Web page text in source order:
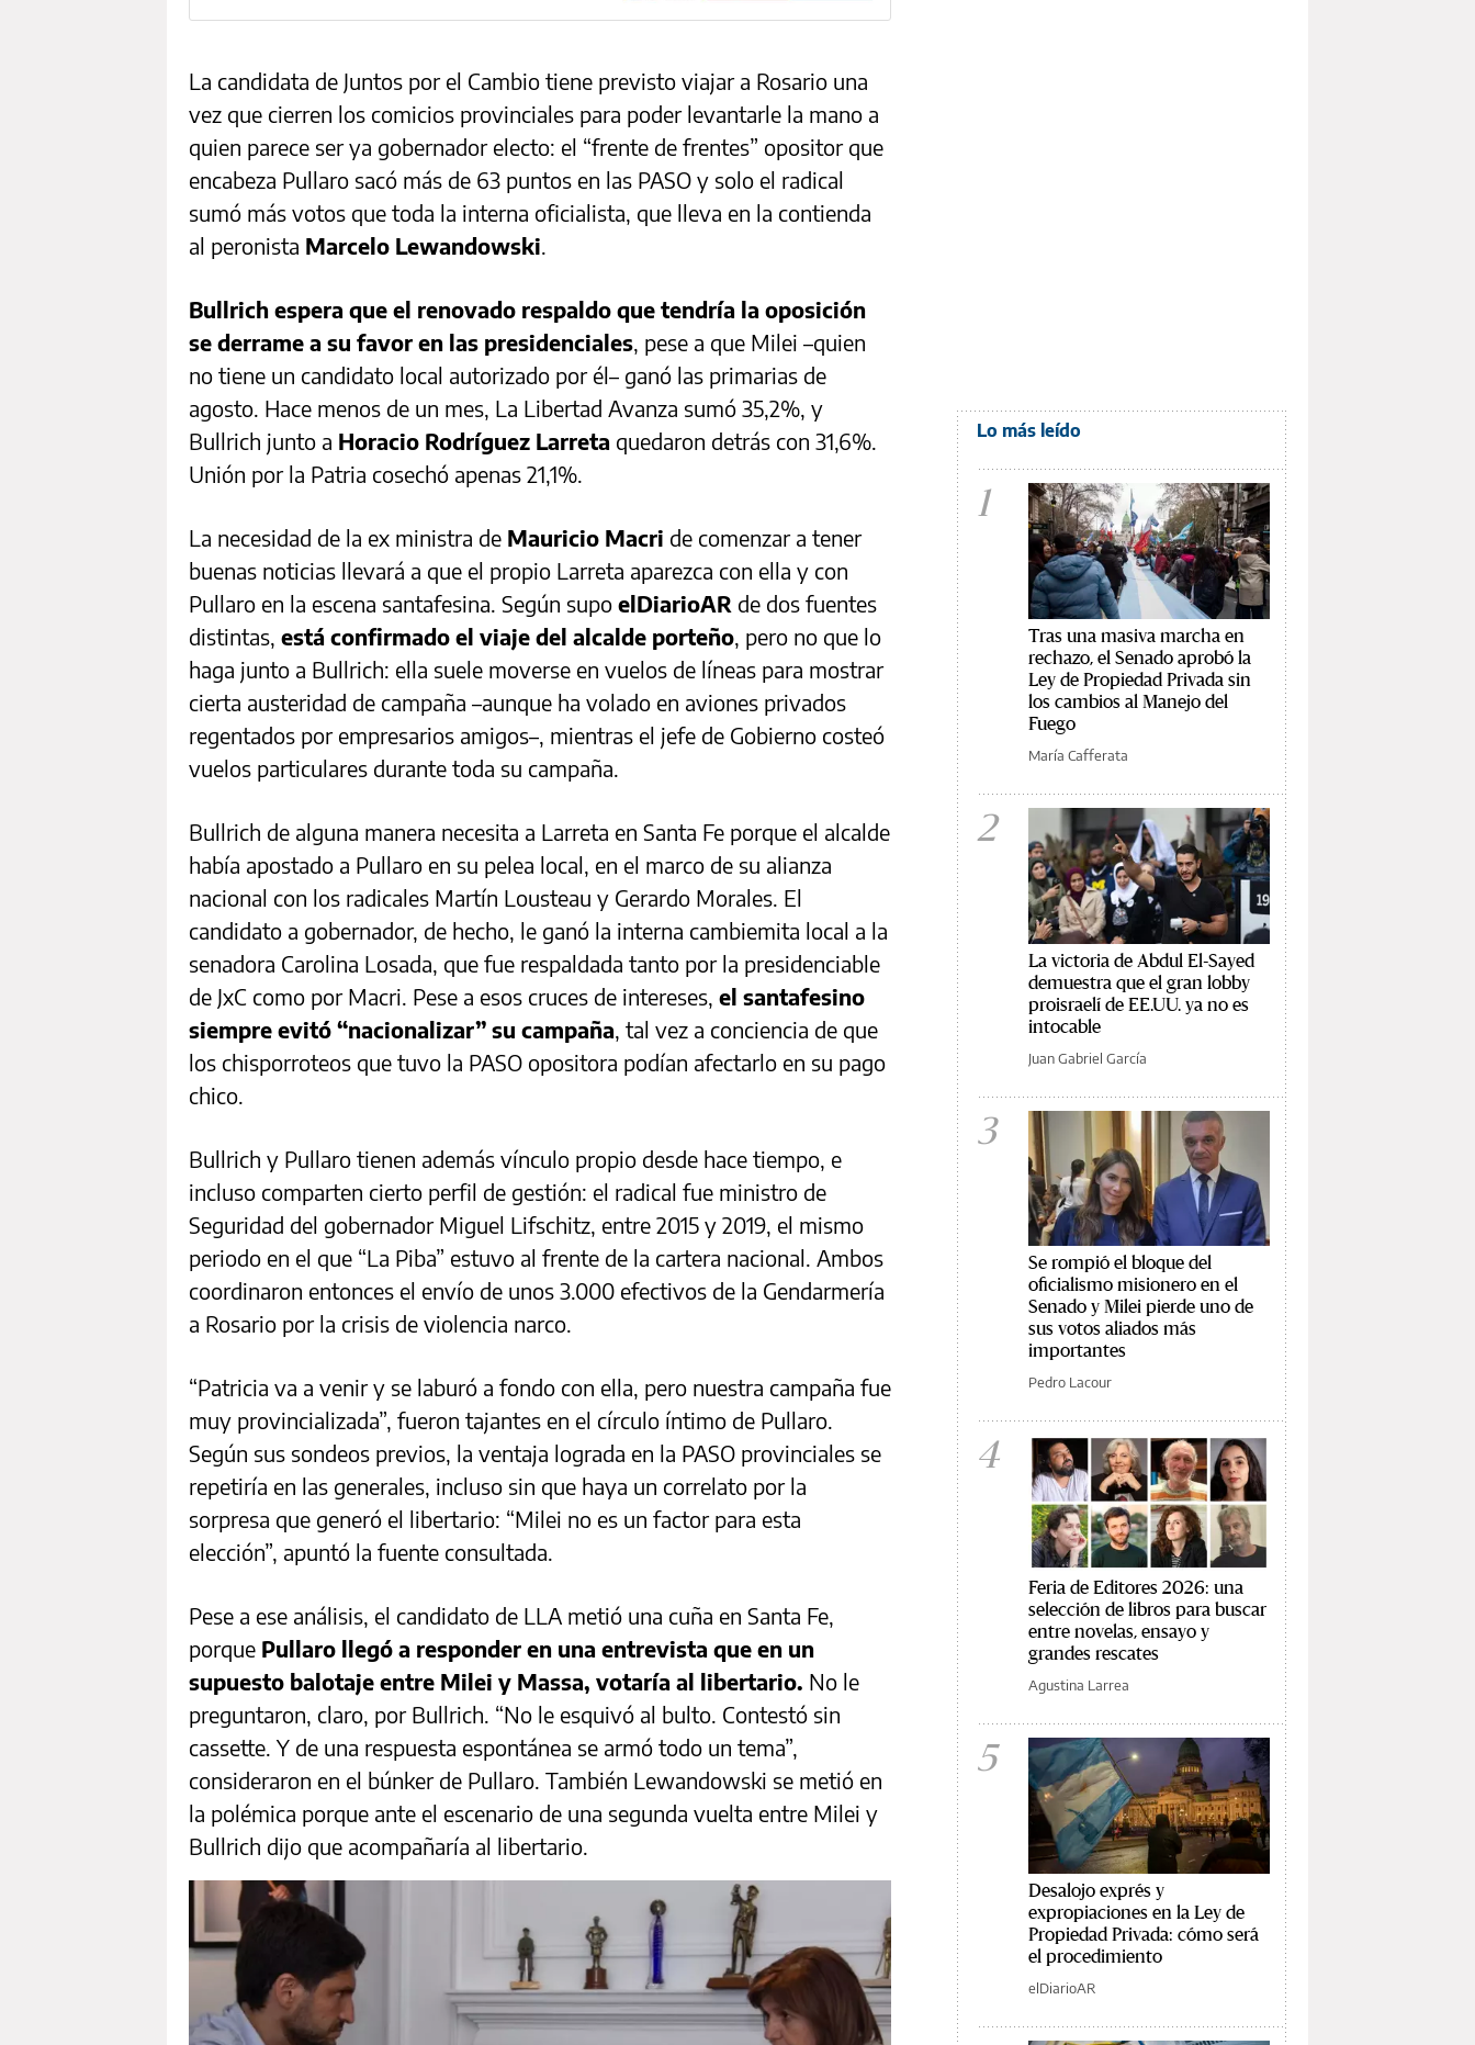
La candidata de Juntos por el Cambio tiene previsto viajar a Rosario una
vez que cierren los comicios provinciales para poder levantarle la mano a
quien parece ser ya gobernador electo: el “frente de frentes” opositor que
encabeza Pullaro sacó más de 63 puntos en las PASO y solo el radical
sumó más votos que toda la interna oficialista, que lleva en la contienda
al peronista Marcelo Lewandowski.
Bullrich espera que el renovado respaldo que tendría la oposición
se derrame a su favor en las presidenciales, pese a que Milei –quien
no tiene un candidato local autorizado por él– ganó las primarias de
agosto. Hace menos de un mes, La Libertad Avanza sumó 35,2%, y
Bullrich junto a Horacio Rodríguez Larreta quedaron detrás con 31,6%.
Unión por la Patria cosechó apenas 21,1%.
La necesidad de la ex ministra de Mauricio Macri de comenzar a tener
buenas noticias llevará a que el propio Larreta aparezca con ella y con
Pullaro en la escena santafesina. Según supo elDiarioAR de dos fuentes
distintas, está confirmado el viaje del alcalde porteño, pero no que lo
haga junto a Bullrich: ella suele moverse en vuelos de líneas para mostrar
cierta austeridad de campaña –aunque ha volado en aviones privados
regentados por empresarios amigos–, mientras el jefe de Gobierno costeó
vuelos particulares durante toda su campaña.
Bullrich de alguna manera necesita a Larreta en Santa Fe porque el alcalde
había apostado a Pullaro en su pelea local, en el marco de su alianza
nacional con los radicales Martín Lousteau y Gerardo Morales. El
candidato a gobernador, de hecho, le ganó la interna cambiemita local a la
senadora Carolina Losada, que fue respaldada tanto por la presidenciable
de JxC como por Macri. Pese a esos cruces de intereses, el santafesino
siempre evitó “nacionalizar” su campaña, tal vez a conciencia de que
los chisporroteos que tuvo la PASO opositora podían afectarlo en su pago
chico.
Bullrich y Pullaro tienen además vínculo propio desde hace tiempo, e
incluso comparten cierto perfil de gestión: el radical fue ministro de
Seguridad del gobernador Miguel Lifschitz, entre 2015 y 2019, el mismo
periodo en el que “La Piba” estuvo al frente de la cartera nacional. Ambos
coordinaron entonces el envío de unos 3.000 efectivos de la Gendarmería
a Rosario por la crisis de violencia narco.
“Patricia va a venir y se laburó a fondo con ella, pero nuestra campaña fue
muy provincializada”, fueron tajantes en el círculo íntimo de Pullaro.
Según sus sondeos previos, la ventaja lograda en la PASO provinciales se
repetiría en las generales, incluso sin que haya un correlato por la
sorpresa que generó el libertario: “Milei no es un factor para esta
elección”, apuntó la fuente consultada.
Pese a ese análisis, el candidato de LLA metió una cuña en Santa Fe,
porque Pullaro llegó a responder en una entrevista que en un
supuesto balotaje entre Milei y Massa, votaría al libertario. No le
preguntaron, claro, por Bullrich. “No le esquivó al bulto. Contestó sin
cassette. Y de una respuesta espontánea se armó todo un tema”,
consideraron en el búnker de Pullaro. También Lewandowski se metió en
la polémica porque ante el escenario de una segunda vuelta entre Milei y
Bullrich dijo que acompañaría al libertario.
Lo más leído
1
Tras una masiva marcha en
rechazo, el Senado aprobó la
Ley de Propiedad Privada sin
los cambios al Manejo del
Fuego
María Cafferata
2
La victoria de Abdul El-Sayed
demuestra que el gran lobby
proisraelí de EE.UU. ya no es
intocable
Juan Gabriel García
3
Se rompió el bloque del
oficialismo misionero en el
Senado y Milei pierde uno de
sus votos aliados más
importantes
Pedro Lacour
4
Feria de Editores 2026: una
selección de libros para buscar
entre novelas, ensayo y
grandes rescates
Agustina Larrea
5
Desalojo exprés y
expropiaciones en la Ley de
Propiedad Privada: cómo será
el procedimiento
elDiarioAR